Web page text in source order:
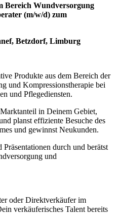
Bereich Wundversorgung
(m/w/d) zum
Betzdorf, Limburg
Produkte aus dem Bereich der
und Kompressionstherapie bei
und Pflegediensten.
in Deinem Gebiet,
planst effiziente Besuche des
und gewinnst Neukunden.
durch und berätst
und
oder Direktverkäufer im
verkäuferisches Talent bereits